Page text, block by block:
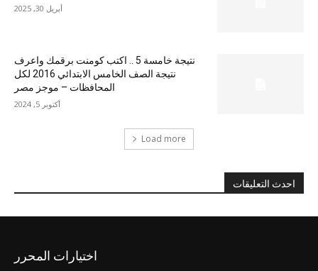
أبريل 30, 2025
نتيجة خامسة 5 .. اكتب كومنت برقمك واعرف
نتيجة الصف الخامس الابتدائي 2016 لكل
المحافظات – موجز مصر
أكتوبر 5, 2024
Load more
احدث التعليقات
اختيارات المحرر